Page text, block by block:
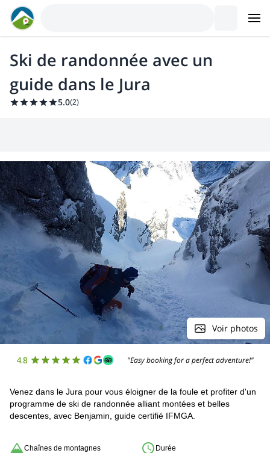
Ski de randonnée avec un
guide dans le Jura
5.0(2)
Voir photos
4.8 "Easy booking for a perfect adventure!"
Venez dans le Jura pour vous éloigner de la foule et profiter d'un
programme de ski de randonnée alliant montées et belles
descentes, avec Benjamin, guide certifié IFMGA.
Chaînes de montagnes Durée